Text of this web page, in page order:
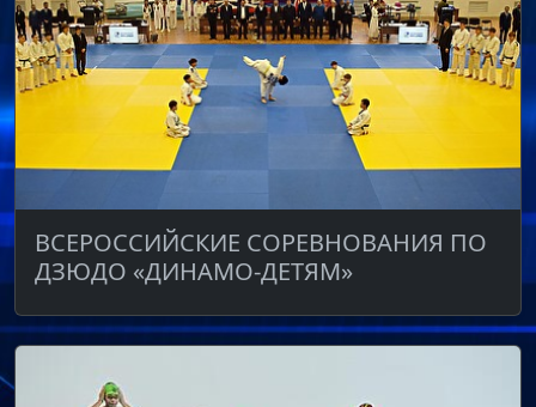
ВСЕРОССИЙСКИЕ СОРЕВНОВАНИЯ ПО
ДЗЮДО «ДИНАМО-ДЕТЯМ»